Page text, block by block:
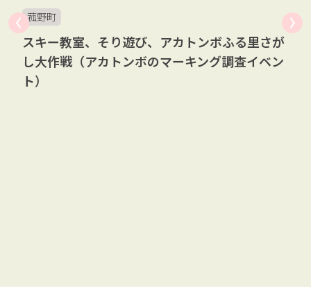
菰野町
スキー教室、そり遊び、アカトンボふる里さが
し大作戦（アカトンボのマーキング調査イベン
ト）